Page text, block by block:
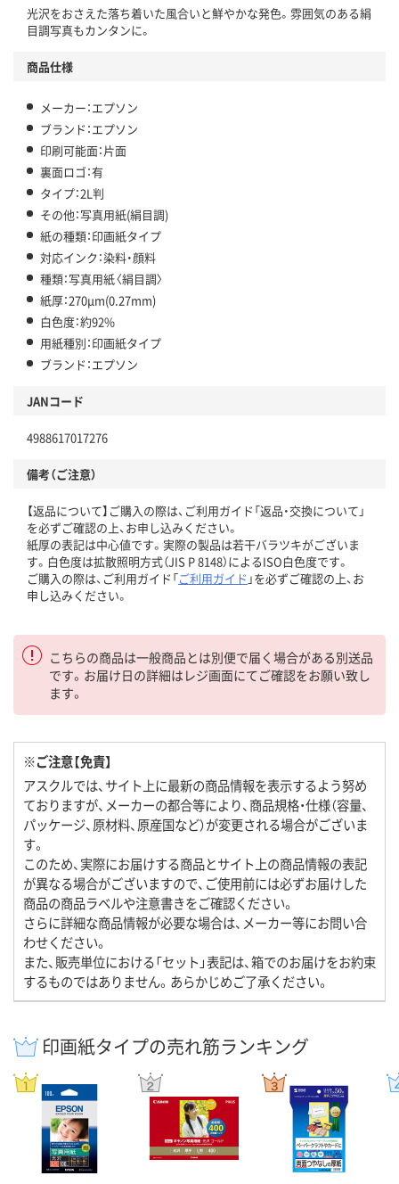
光沢をおさえた落ち着いた風合いと鮮やかな発色。雰囲気のある絹
目調写真もカンタンに。
商品仕様
メーカー：エプソン
ブランド：エプソン
印刷可能面：片面
裏面ロゴ：有
タイプ：2L判
その他：写真用紙(絹目調)
紙の種類：印画紙タイプ
対応インク：染料・顔料
種類：写真用紙〈絹目調〉
紙厚：270μm(0.27mm)
白色度：約92%
用紙種別：印画紙タイプ
ブランド：エプソン
JANコード
4988617017276
備考（ご注意）
【返品について】ご購入の際は、ご利用ガイド「返品・交換について」
を必ずご確認の上、お申し込みください。
紙厚の表記は中心値です。実際の製品は若干バラツキがございま
す。白色度は拡散照明方式（JIS P 8148）によるISO白色度です。
ご購入の際は、ご利用ガイド「ご利用ガイド 」を必ずご確認の上、お
申し込みください。
こちらの商品は一般商品とは別便で届く場合がある別送品
です。お届け日の詳細はレジ画面にてご確認をお願い致し
ます。
※ご注意【免責】
アスクルでは、サイト上に最新の商品情報を表示するよう努め
ておりますが、メーカーの都合等により、商品規格・仕様（容量、
パッケージ、原材料、原産国など）が変更される場合がございま
す。
このため、実際にお届けする商品とサイト上の商品情報の表記
が異なる場合がございますので、ご使用前には必ずお届けした
商品の商品ラベルや注意書きをご確認ください。
さらに詳細な商品情報が必要な場合は、メーカー等にお問い合
わせください。
また、販売単位における「セット」表記は、箱でのお届けをお約束
するものではありません。あらかじめご了承ください。
印画紙タイプの売れ筋ランキング